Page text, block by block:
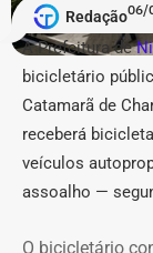
CEPERJ,
COM FÁBIO
Redação06/
A Prefeitura de
bicicletário
Catamarã de
receberá
veículos
assoalho —
O bicicletário